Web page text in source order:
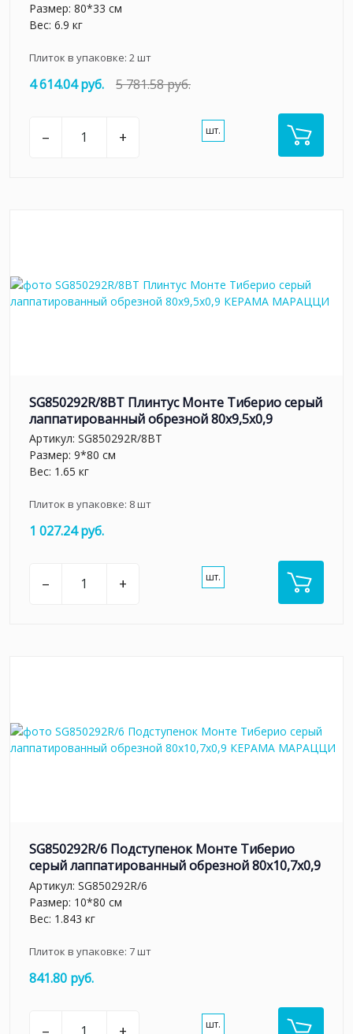
Размер: 80*33 см
Вес: 6.9 кг
Плиток в упаковке: 2шт
4 614.04 руб. 5 781.58 руб.
– + шт.
SG850292R/8BT Плинтус Монте Тиберио серый
лаппатированный обрезной 80x9,5x0,9
Артикул: SG850292R/8BT
Размер: 9*80 см
Вес: 1.65 кг
Плиток в упаковке: 8шт
1 027.24 руб.
– + шт.
SG850292R/6 Подступенок Монте Тиберио
серый лаппатированный обрезной 80x10,7x0,9
Артикул: SG850292R/6
Размер: 10*80 см
Вес: 1.843 кг
Плиток в упаковке: 7шт
841.80 руб.
шт.